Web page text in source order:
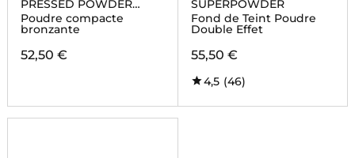
PRESSED POWDER
BRONZER
Poudre compacte
bronzante
52,50 €
SUPERPOWDER
Fond de Teint Poudre
Double Effet
55,50 €
4,5 (46)